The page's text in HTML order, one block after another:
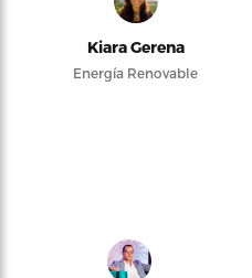
Kiara Gerena
Energía Renovable